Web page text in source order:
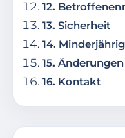
12.
13. Sicherheit
14.
15. Änderungen
16. Kontakt